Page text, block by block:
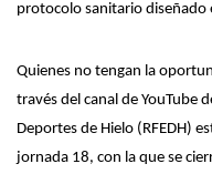
protocolo sanitario diseñado
Quienes no tengan la
través del canal de YouTube
Deportes de Hielo (RFEDH)
jornada 18, con la que se